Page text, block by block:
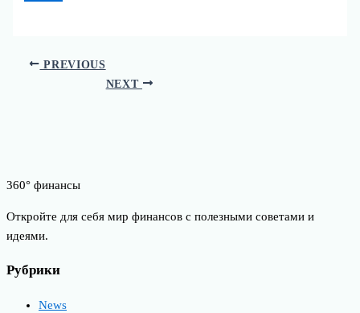
PREVIOUS
NEXT
360° финансы
Откройте для себя мир финансов с полезными советами и
идеями.
Рубрики
News